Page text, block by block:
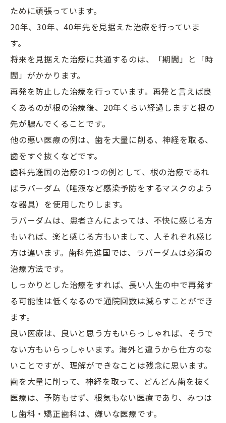
ために頑張っています。
20年、30年、40年先を見据えた治療を行っていま
す。
将来を見据えた治療に共通するのは、「期間」と「時
間」がかかります。
再発を防止した治療を行っています。再発と言えば良
くあるのが根の治療後、20年くらい経過しますと根の
先が膿んでくることです。
他の悪い医療の例は、歯を大量に削る、神経を取る、
歯をすぐ抜くなどです。
歯科先進国の治療の1つの例として、根の治療であれ
ばラバーダム（唾液など感染予防をするマスクのよう
な器具）を使用したりします。
ラバーダムは、患者さんによっては、不快に感じる方
もいれば、楽と感じる方もいまして、人それぞれ感じ
方は違います。歯科先進国では、ラバーダムは必須の
治療方法です。
しっかりとした治療をすれば、長い人生の中で再発す
る可能性は低くなるので通院回数は減らすことができ
ます。
良い医療は、良いと思う方もいらっしゃれば、そうで
ない方もいらっしゃいます。海外と違うから仕方のな
いことですが、理解ができなことは残念に思います。
歯を大量に削って、神経を取って、どんどん歯を抜く
医療は、予防もせず、根気もない医療であり、みつは
し歯科・矯正歯科は、嫌いな医療です。